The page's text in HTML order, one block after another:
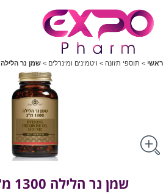
ראשי > תוספי תזונה > ויטמינים ומינרלים > שמן נר הלילה 1300 מ"ג 30 כמוסות
שמן נר הלילה 1300 מ"ג 30 כמוסות